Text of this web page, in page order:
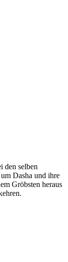
den selben
Dasha und ihre
Gröbsten heraus